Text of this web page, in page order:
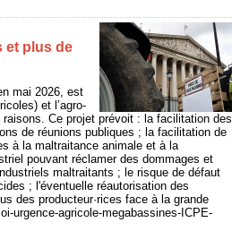
et plus de
mai 2026, est
et l’agro-
Ce projet prévoit : la facilitation des
de réunions publiques ; la facilitation de
à la maltraitance animale et à la
pouvant réclamer des dommages et
maltraitants ; le risque de défaut
; l'éventuelle réautorisation des
des producteur·rices face à la grande
urgence-agricole-megabassines-ICPE-